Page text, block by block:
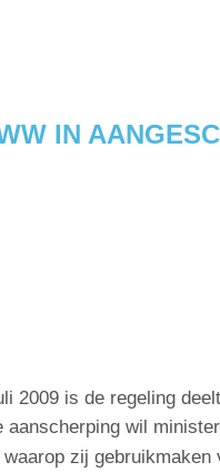
IN
2009 is de regeling
wil
zij gebruikmaken